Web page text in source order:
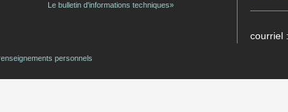
Le bulletin d'informations techniques»
courriel :
personnels